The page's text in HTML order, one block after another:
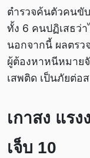
ตำรวจค้นตัวคนขั
ทั้ง 6 คนปฏิเสธว่
นอกจากนี้ ผลตรว
ผู้ต้องหาหนีหมาย
เสพติด เป็นภัยต่อ
เกาสง แร
เจ็บ 10